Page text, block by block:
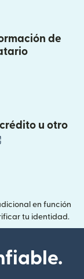
de
u otro
en función
tu identidad.